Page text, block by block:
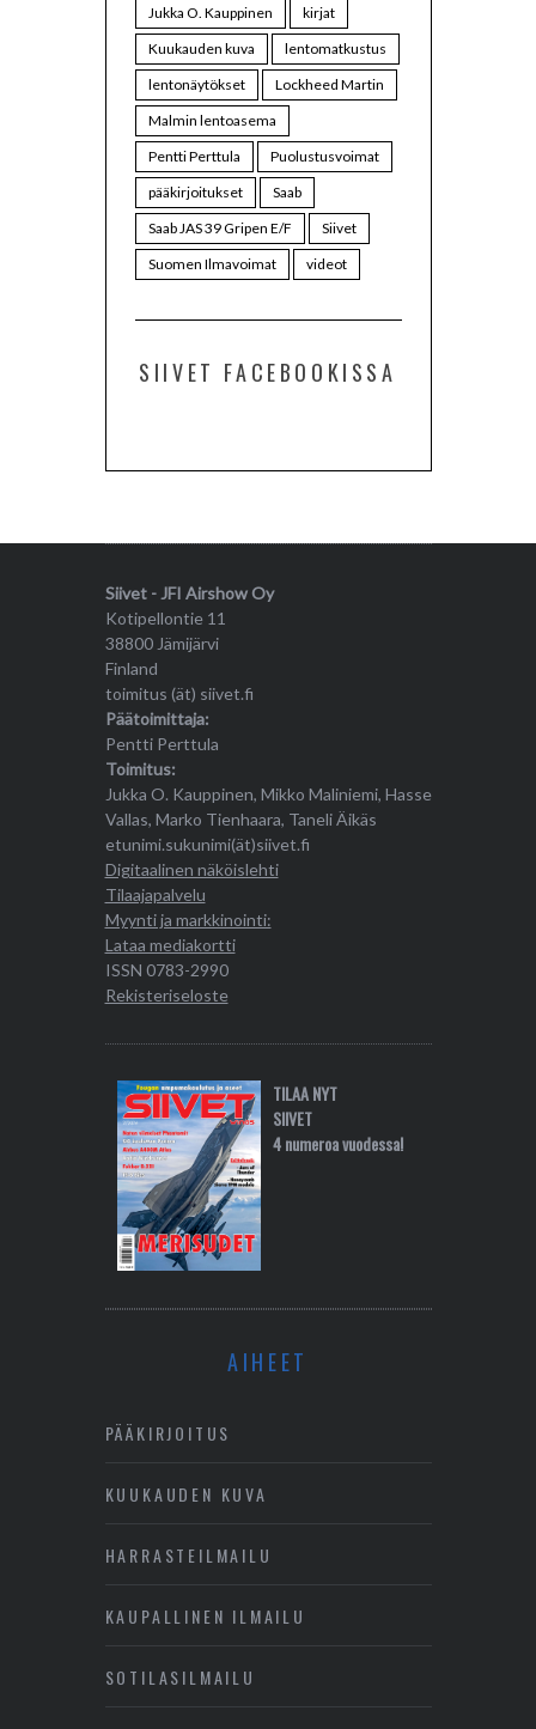
Jukka O. Kauppinen
kirjat
Kuukauden kuva
lentomatkustus
lentonäytökset
Lockheed Martin
Malmin lentoasema
Pentti Perttula
Puolustusvoimat
pääkirjoitukset
Saab
Saab JAS 39 Gripen E/F
Siivet
Suomen Ilmavoimat
videot
SIIVET FACEBOOKISSA
Siivet - JFI Airshow Oy
Kotipellontie 11
38800 Jämijärvi
Finland
toimitus (ät) siivet.fi
Päätoimittaja:
Pentti Perttula
Toimitus:
Jukka O. Kauppinen, Mikko Maliniemi, Hasse
Vallas, Marko Tienhaara, Taneli Äikäs
etunimi.sukunimi(ät)siivet.fi
Digitaalinen näköislehti
Tilaajapalvelu
Myynti ja markkinointi:
Lataa mediakortti
ISSN 0783-2990
Rekisteriseloste
TILAA NYT
SIIVET
4 numeroa vuodessa!
AIHEET
PÄÄKIRJOITUS
KUUKAUDEN KUVA
HARRASTEILMAILU
KAUPALLINEN ILMAILU
SOTILASILMAILU